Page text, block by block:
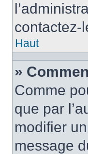
contactez-
Haut
»
Comme
que par
modifier
message